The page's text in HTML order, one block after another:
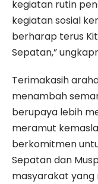
kegiatan rutin
kegiatan sosial
berharap terus
Sepatan,”
Terimakasih
menambah
berupaya lebih
meramut
berkomitmen
Sepatan dan
masyarakat yang